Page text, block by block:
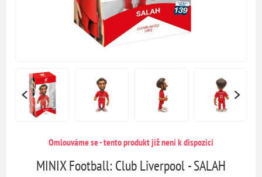
Omlouváme se - tento produkt již není k dispozici
MINIX Football: Club Liverpool - SALAH